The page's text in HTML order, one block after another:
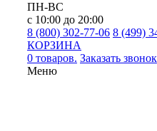
ПН-ВС
с 10:00 до 20:00
8 (800) 302-77-06 8 (499)
КОРЗИНА
0 товаров. Заказать звонок
Меню